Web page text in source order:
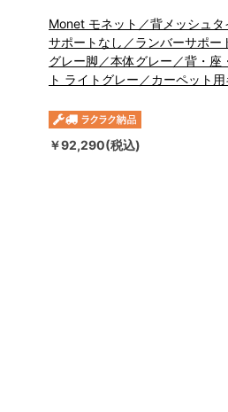
Monet モネット／背メッシュ
サポートなし／ランバーサポー
グレー脚／本体グレー／背・座
ト ライトグレー／カーペット
￥92,290(税込)